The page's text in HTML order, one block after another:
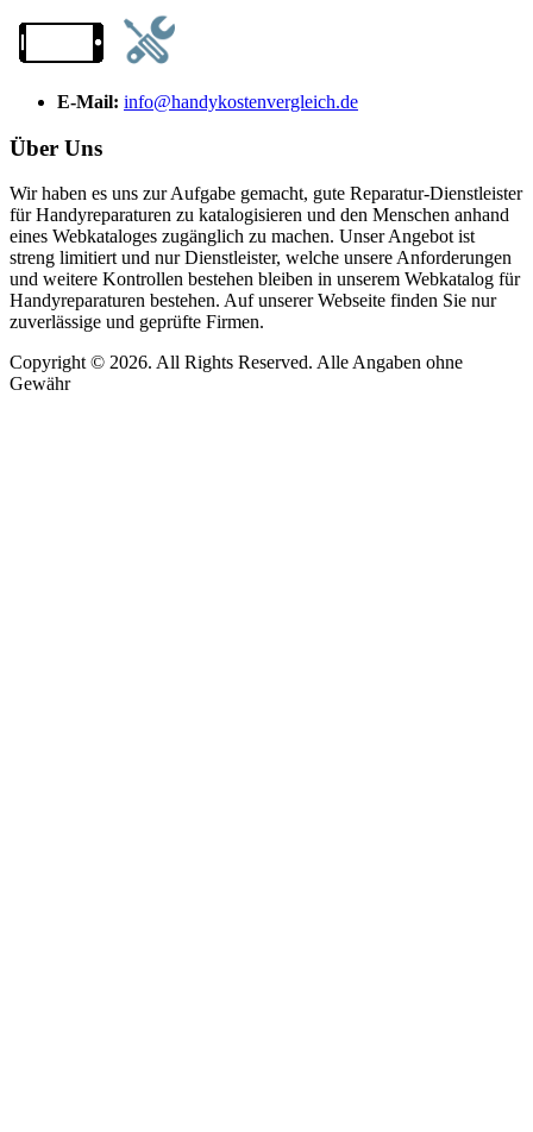
E-Mail: info@handykostenvergleich.de
Über Uns
Wir haben es uns zur Aufgabe gemacht, gute Reparatur-Dienstleister
für Handyreparaturen zu katalogisieren und den Menschen anhand
eines Webkataloges zugänglich zu machen. Unser Angebot ist
streng limitiert und nur Dienstleister, welche unsere Anforderungen
und weitere Kontrollen bestehen bleiben in unserem Webkatalog für
Handyreparaturen bestehen. Auf unserer Webseite finden Sie nur
zuverlässige und geprüfte Firmen.
Copyright © 2026. All Rights Reserved. Alle Angaben ohne
Gewähr